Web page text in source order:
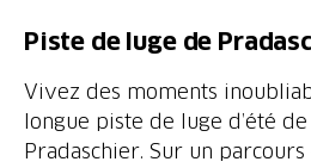
Vivez des moments
longue piste de luge d’été de
Pradaschier. Sur un